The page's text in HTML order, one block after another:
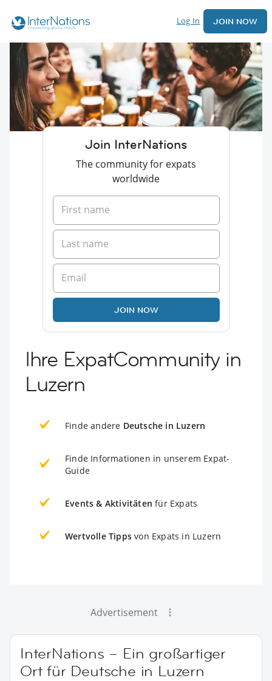
Log In JOIN NOW
Join InterNations
The community for expats
worldwide
JOIN NOW
Ihre ExpatCommunity in
Luzern
Finde andere Deutsche in Luzern
Finde Informationen in unserem Expat-
Guide
Events & Aktivitäten für Expats
Wertvolle Tipps von Expats in Luzern
Advertisement
InterNations – Ein großartiger
Ort für Deutsche in Luzern